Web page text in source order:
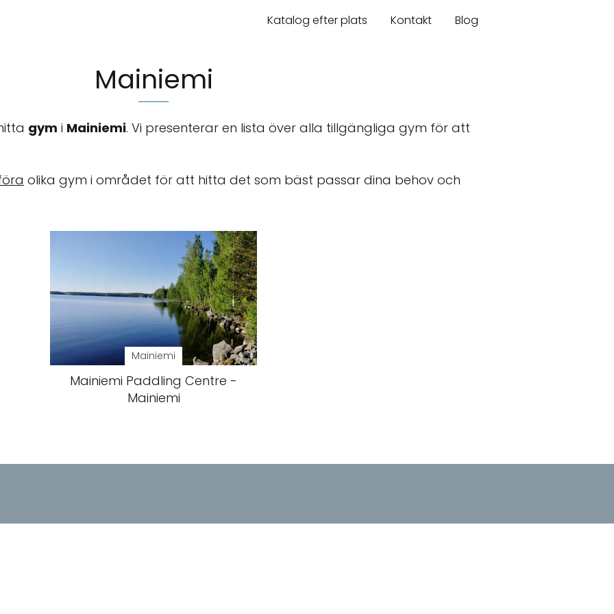
Katalog efter plats Kontakt Blog
Mainiemi
gym i Mainiemi. Vi presenterar en lista över alla tillgängliga gym för att
olika gym i området för att hitta det som bäst passar dina behov och
Mainiemi
Mainiemi Paddling Centre -
Mainiemi